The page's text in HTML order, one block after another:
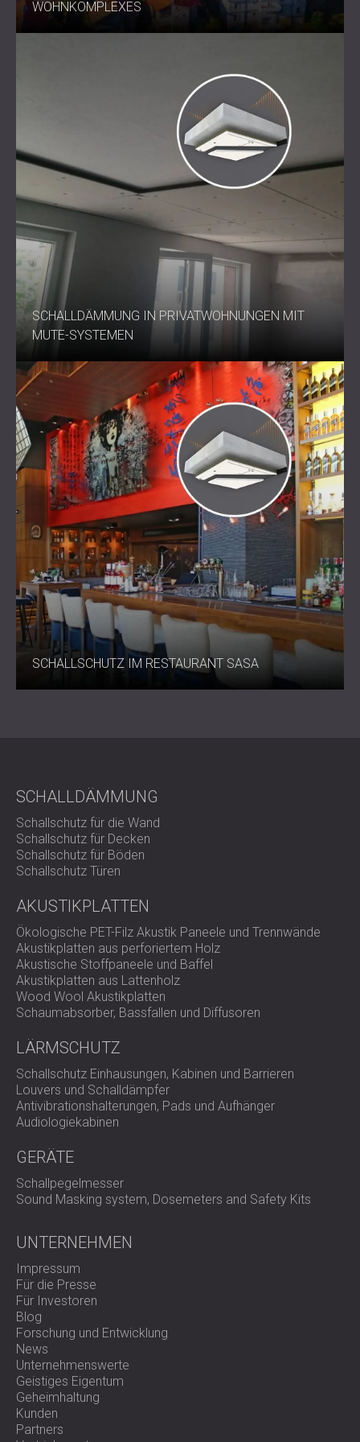
Mit dem C-MUTE SYSTEM™ 23 bietet DECIBEL eine
Privatsphäre, wo es darauf ankommt.
Kontaktieren Sie DECIBEL noch heute und erfahren Sie,
wie dieses System Ihren Raum verändern kann.
WOHNKOMPLEXES
SCHALLDÄMMUNG IN PRIVATWOHNUNGEN MIT
MUTE-SYSTEMEN
SCHALLSCHUTZ IM RESTAURANT SASA
SCHALLDÄMMUNG
Schallschutz für die Wand
Schallschutz für Decken
Schallschutz für Böden
Schallschutz Türen
AKUSTIKPLATTEN
Ökologische PET-Filz Akustik Paneele und Trennwände
Akustikplatten aus perforiertem Holz
Akustische Stoffpaneele und Baffel
Akustikplatten aus Lattenholz
Wood Wool Akustikplatten
Schaumabsorber, Bassfallen und Diffusoren
LÄRMSCHUTZ
Schallschutz Einhausungen, Kabinen und Barrieren
Louvers und Schalldämpfer
Antivibrationshalterungen, Pads und Aufhänger
Audiologiekabinen
GERÄTE
Schallpegelmesser
Sound Masking system, Dosemeters and Safety Kits
UNTERNEHMEN
Impressum
Für die Presse
Für Investoren
Blog
Forschung und Entwicklung
News
Unternehmenswerte
Geistiges Eigentum
Geheimhaltung
Kunden
Partners